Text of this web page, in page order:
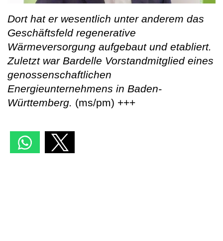
Dort hat er wesentlich unter anderem das
Geschäftsfeld regenerative
Wärmeversorgung aufgebaut und etabliert.
Zuletzt war Bardelle Vorstandmitglied eines
genossenschaftlichen
Energieunternehmens in Baden-
Württemberg. (ms/pm) +++